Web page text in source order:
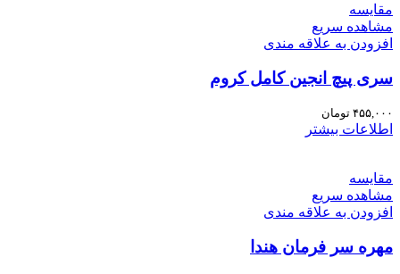
مقایسه
مشاهده سریع
افزودن به علاقه مندی
سری پیچ انجین کامل کروم
۴۵۵,۰۰۰ تومان
اطلاعات بیشتر
مقایسه
مشاهده سریع
افزودن به علاقه مندی
مهره سر فرمان هندا